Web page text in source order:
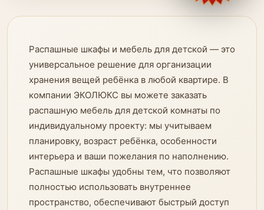
Распашные шкафы и мебель для детской — это
универсальное решение для организации
хранения вещей ребёнка в любой квартире. В
компании ЭКОЛЮКС вы можете заказать
распашную мебель для детской комнаты по
индивидуальному проекту: мы учитываем
планировку, возраст ребёнка, особенности
интерьера и ваши пожелания по наполнению.
Распашные шкафы удобны тем, что позволяют
полностью использовать внутреннее
пространство, обеспечивают быстрый доступ